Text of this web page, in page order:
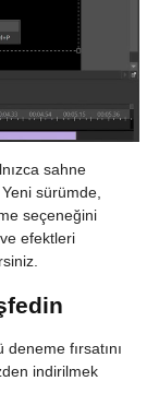
sahne
sürümde,
seçeneğini
efektleri
fırsatını
indirilmek